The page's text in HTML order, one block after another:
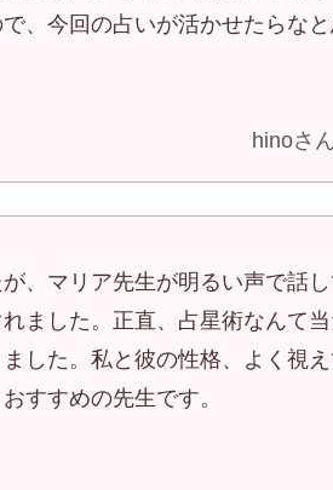
、今回の占いが活かせたらな
hinoさ
、マリア先生が明るい声で話
ました。正直、占星術なんて
した。私と彼の性格、よく視
すすめの先生です。